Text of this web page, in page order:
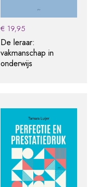
€ 19,95
De leraar:
vakmanschap in
onderwijs